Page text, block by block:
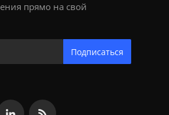
прямо на свой
Подписаться